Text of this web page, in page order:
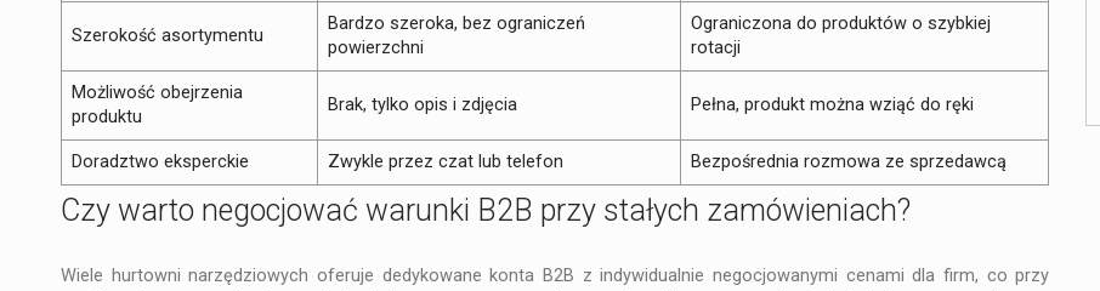
Szerokość asortymentu
Bardzo szeroka, bez ograniczeń
powierzchni
Ograniczona do produktów o szybkiej
rotacji
Możliwość obejrzenia
produktu
Brak, tylko opis i zdjęcia Pełna, produkt można wziąć do ręki
Doradztwo eksperckie Zwykle przez czat lub telefon Bezpośrednia rozmowa ze sprzedawcą
Czy warto negocjować warunki B2B przy stałych zamówieniach?
Wiele hurtowni narzędziowych oferuje dedykowane konta B2B z indywidualnie negocjowanymi cenami dla firm, co przy